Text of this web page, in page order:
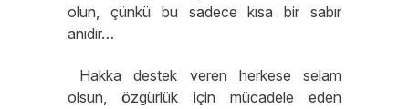
olun, çünkü bu sadece kısa bir sabır
anıdır…
Hakka destek veren herkese selam
olsun, özgürlük için mücadele eden